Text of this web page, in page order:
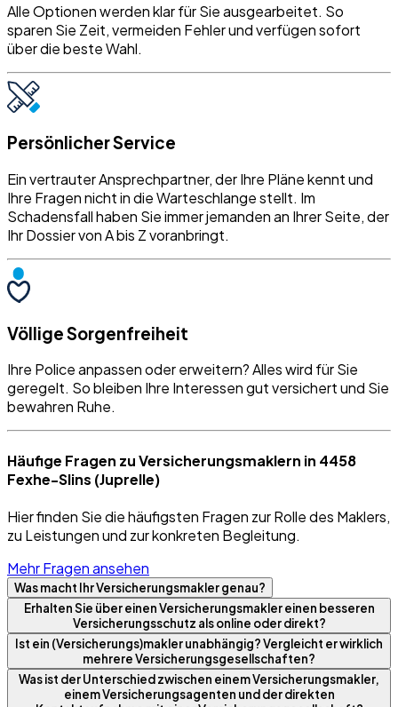
Alle Optionen werden klar für Sie ausgearbeitet. So
sparen Sie Zeit, vermeiden Fehler und verfügen sofort
über die beste Wahl.
Persönlicher Service
Ein vertrauter Ansprechpartner, der Ihre Pläne kennt und
Ihre Fragen nicht in die Warteschlange stellt. Im
Schadensfall haben Sie immer jemanden an Ihrer Seite, der
Ihr Dossier von A bis Z voranbringt.
Völlige Sorgenfreiheit
Ihre Police anpassen oder erweitern? Alles wird für Sie
geregelt. So bleiben Ihre Interessen gut versichert und Sie
bewahren Ruhe.
Häufige Fragen zu Versicherungsmaklern in 4458
Fexhe-Slins (Juprelle)
Hier finden Sie die häufigsten Fragen zur Rolle des Maklers,
zu Leistungen und zur konkreten Begleitung.
Mehr Fragen ansehen
Was macht Ihr Versicherungsmakler genau?
Erhalten Sie über einen Versicherungsmakler einen besseren
Versicherungsschutz als online oder direkt?
Ist ein (Versicherungs)makler unabhängig? Vergleicht er wirklich
mehrere Versicherungsgesellschaften?
Was ist der Unterschied zwischen einem Versicherungsmakler,
einem Versicherungsagenten und der direkten